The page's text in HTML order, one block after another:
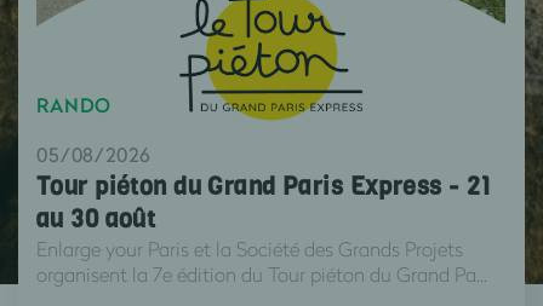
RANDO
05/08/2026
Tour piéton du Grand Paris Express - 21
au 30 août
Enlarge your Paris et la Société des Grands Projets
organisent la 7e édition du Tour piéton du Grand Pa...